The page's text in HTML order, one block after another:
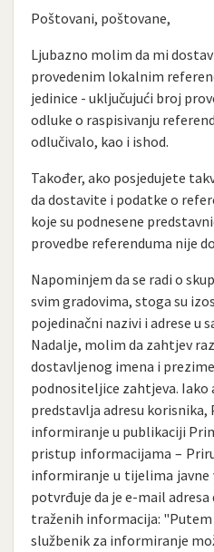
Poštovani, poštovane,
Ljubazno molim da mi
provedenim lokalnim
jedinice - uključujući broj
odluke o raspisivanju
odlučivalo, kao i ishod.
Također, ako posjedujete
da dostavite i podatke o
koje su podnesene
provedbe referenduma nije
Napominjem da se radi o
svim gradovima, stoga su
pojedinačni nazivi i adrese u
Nadalje, molim da zahtjev
dostavljenog imena i
podnositeljice zahtjeva. Iako
predstavlja adresu korisnika,
informiranje u publikaciji
pristup informacijama –
informiranje u tijelima javne
potvrđuje da je e-mail
traženih informacija:
službenik za informiranje